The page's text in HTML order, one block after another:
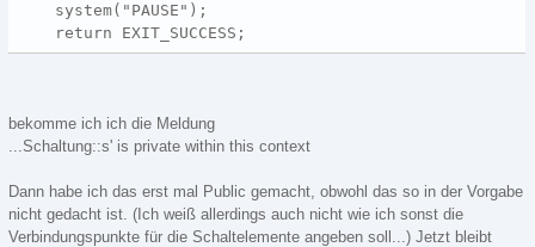
    system("PAUSE");
    return EXIT_SUCCESS;
bekomme ich ich die Meldung
...Schaltung::s' is private within this context
Dann habe ich das erst mal Public gemacht, obwohl das so in der Vorgabe
nicht gedacht ist. (Ich weiß allerdings auch nicht wie ich sonst die
Verbindungspunkte für die Schaltelemente angeben soll...) Jetzt bleibt